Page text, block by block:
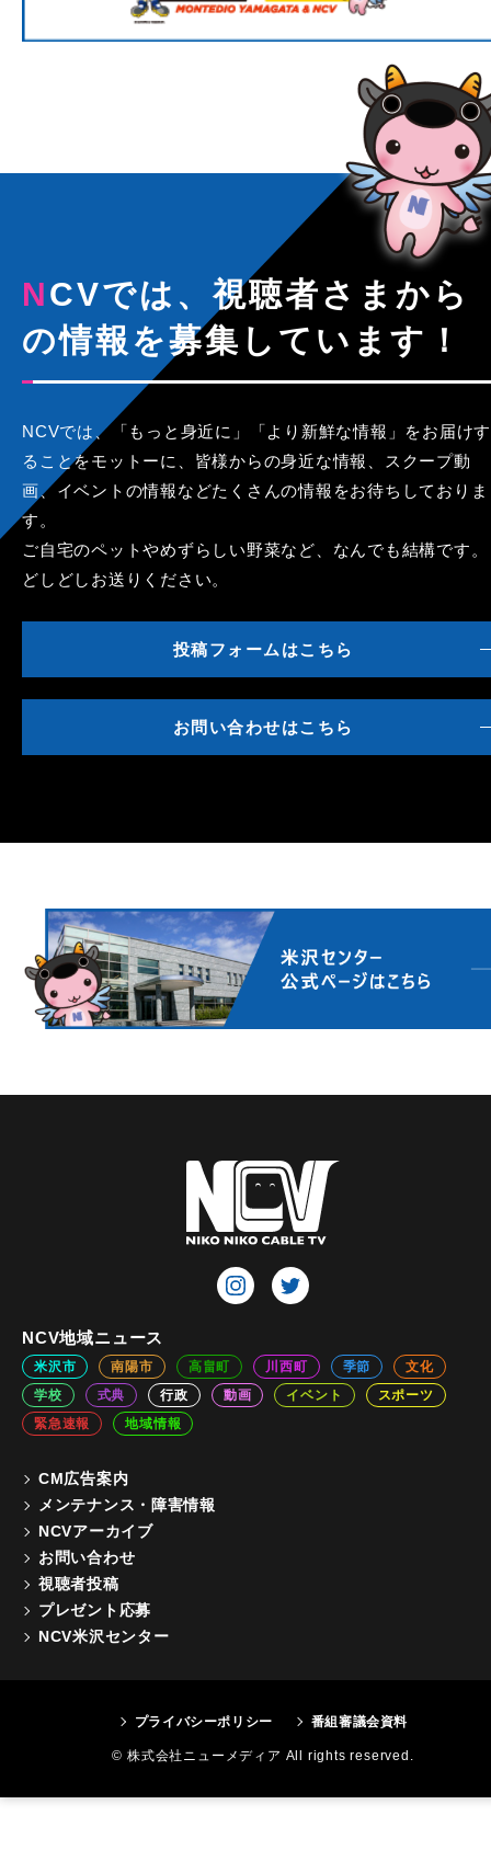
NCVでは、視聴者さまから
の情報を募集しています！
NCVでは、「もっと身近に」「より新鮮な情報」をお届けす
ることをモットーに、皆様からの身近な情報、スクープ動
画、イベントの情報などたくさんの情報をお待ちしておりま
す。
ご自宅のペットやめずらしい野菜など、なんでも結構です。
どしどしお送りください。
投稿フォームはこちら
お問い合わせはこちら
NCV地域ニュース
米沢市 南陽市 高畠町 川西町 季節
文化
学校
式典 行政 動画 イベント
スポーツ
緊急速報
地域情報
CM広告案内
メンテナンス・障害情報
NCVアーカイブ
お問い合わせ
視聴者投稿
プレゼント応募
NCV米沢センター
プライバシーポリシー 番組審議会資料
© 株式会社ニューメディア All rights reserved.